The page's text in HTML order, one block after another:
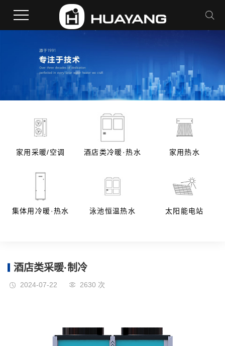
家用采暖/空调 酒店类冷暖·热水 家用热水
集体用冷暖·热水 泳池恒温热水 太阳能电站
酒店类采暖·制冷
2024-07-22 2630 次